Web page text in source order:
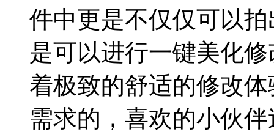
件中更是不仅仅可以
是可以进行一键美化
着极致的舒适的修改
需求的，喜欢的小伙